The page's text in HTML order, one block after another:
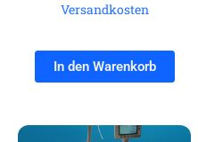
Versandkosten
In den Warenkorb